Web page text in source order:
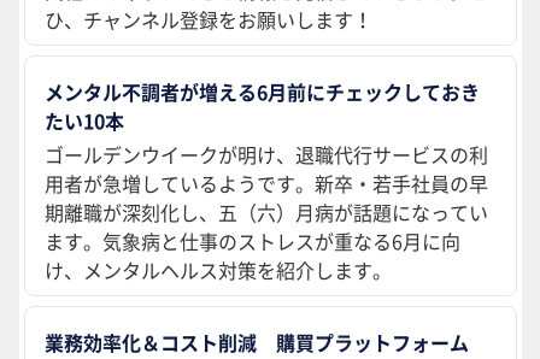
ひ、チャンネル登録をお願いします！
メンタル不調者が増える6月前にチェックしておき
たい10本
ゴールデンウイークが明け、退職代行サービスの利
用者が急増しているようです。新卒・若手社員の早
期離職が深刻化し、五（六）月病が話題になってい
ます。気象病と仕事のストレスが重なる6月に向
け、メンタルヘルス対策を紹介します。
業務効率化＆コスト削減 購買プラットフォーム